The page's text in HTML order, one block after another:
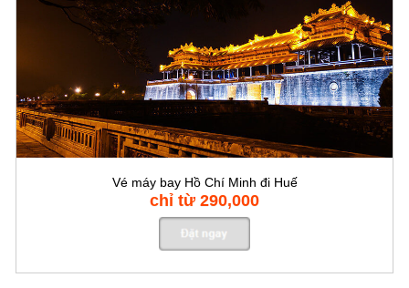
Vé máy bay Hồ Chí Minh đi Huế
chỉ từ 290,000